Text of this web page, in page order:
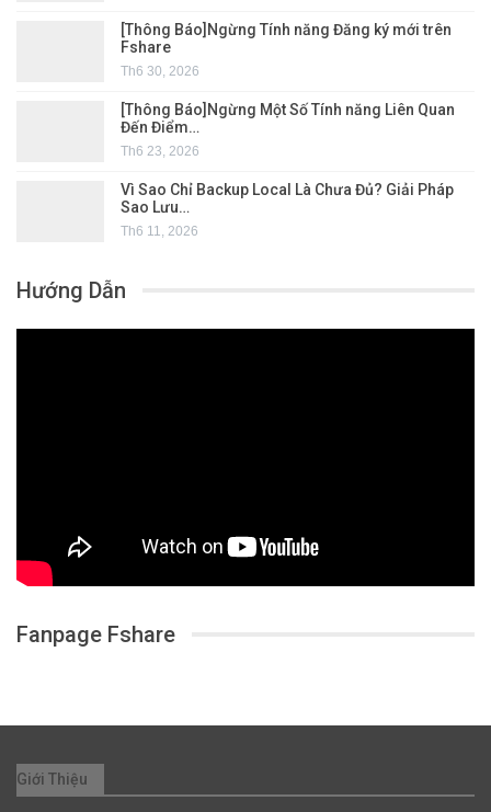
[Thông Báo]Ngừng Tính năng Đăng ký mới trên
Fshare
Th6 30, 2026
[Thông Báo]Ngừng Một Số Tính năng Liên Quan
Đến Điểm…
Th6 23, 2026
Vì Sao Chỉ Backup Local Là Chưa Đủ? Giải Pháp
Sao Lưu…
Th6 11, 2026
Hướng Dẫn
Fanpage Fshare
Giới Thiệu